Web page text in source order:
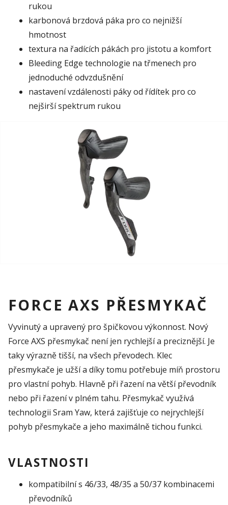
rukou
karbonová brzdová páka pro co nejnižší
hmotnost
textura na řadících pákách pro jistotu a komfort
Bleeding Edge technologie na třmenech pro
jednoduché odvzdušnění
nastavení vzdálenosti páky od řídítek pro co
nejširší spektrum rukou
FORCE AXS PŘESMYKAČ
Vyvinutý a upravený pro špičkovou výkonnost. Nový
Force AXS přesmykač není jen rychlejší a preciznější. Je
taky výrazně tišší, na všech převodech. Klec
přesmykače je užší a díky tomu potřebuje míň prostoru
pro vlastní pohyb. Hlavně při řazení na větší převodník
nebo při řazení v plném tahu. Přesmykač využívá
technologii Sram Yaw, která zajišťuje co nejrychlejší
pohyb přesmykače a jeho maximálně tichou funkci.
VLASTNOSTI
kompatibilní s 46/33, 48/35 a 50/37 kombinacemi
převodníků